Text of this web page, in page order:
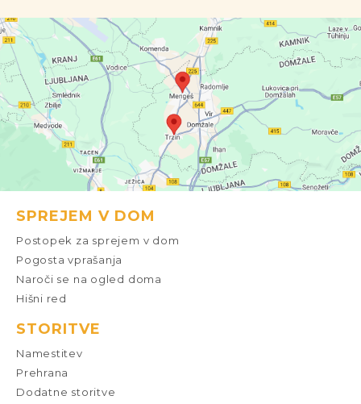
SPREJEM V DOM
Postopek za sprejem v dom
Pogosta vprašanja
Naroči se na ogled doma
Hišni red
STORITVE
Namestitev
Prehrana
Dodatne storitve